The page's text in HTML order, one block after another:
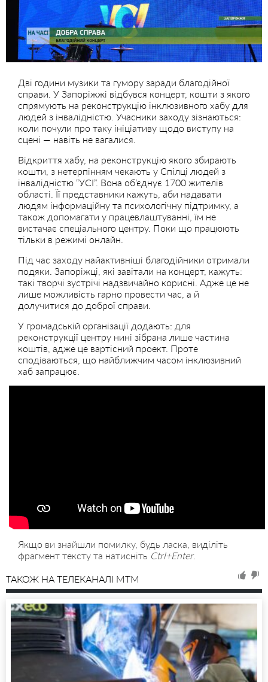
Дві години музики та гумору заради благодійної
справи. У Запоріжжі відбувся концерт, кошти з якого
спрямують на реконструкцію інклюзивного хабу для
людей з інвалідністю. Учасники заходу зізнаються:
коли почули про таку ініціативу щодо виступу на
сцені — навіть не вагалися.
Відкриття хабу, на реконструкцію якого збирають
кошти, з нетерпінням чекають у Спілці людей з
інвалідністю “УСІ”. Вона об’єднує 1700 жителів
області. Її представники кажуть, аби надавати
людям інформаційну та психологічну підтримку, а
також допомагати у працевлаштуванні, їм не
вистачає спеціального центру. Поки що працюють
тільки в режимі онлайн.
Під час заходу найактивніші благодійники отримали
подяки. Запоріжці, які завітали на концерт, кажуть:
такі творчі зустрічі надзвичайно корисні. Адже це не
лише можливість гарно провести час, а й
долучитися до доброї справи.
У громадській організації додають: для
реконструкції центру нині зібрана лише частина
коштів, адже це вартісний проект. Проте
сподіваються, що найближчим часом інклюзивний
хаб запрацює.
Якщо ви знайшли помилку, будь ласка, виділіть
фрагмент тексту та натисніть Ctrl+Enter.
ТАКОЖ НА ТЕЛЕКАНАЛІ MTM